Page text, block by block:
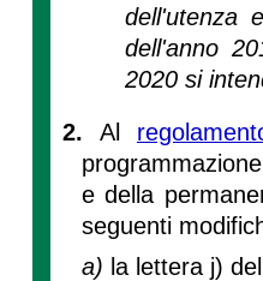
dell'utenza
dell'anno
2020 si
2. Al
e della
seguenti
a) la lettera j)